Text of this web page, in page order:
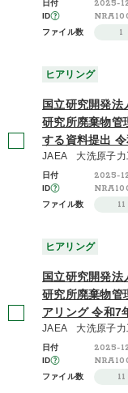
2026年度 / 令和8年度
2025年度 / 令和7年
(41)
2024年度 / 令和6年
(98)
タイトル（昇
タイトル（降順
関連性
日付 2025-
ID
ファイル数 1
ヒアリング
国立研究開発
研究所廃棄物管
する資料提出
JAEA 大洗原子力
日付 2025-
ID
ファイル数 11
ヒアリング
国立研究開発
研究所廃棄物管
アリング 令和7
JAEA 大洗原子力
日付 2025-
ID
ファイル数 11